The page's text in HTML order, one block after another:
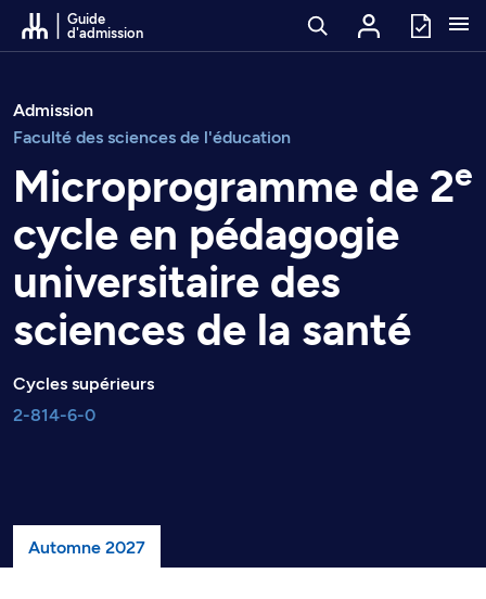
Passer au contenu
Guide
d'admission
Admission
Faculté des sciences de l'éducation
Microprogramme de 2e
cycle en pédagogie
universitaire des
sciences de la santé
Cycles supérieurs
2-814-6-0
Automne 2027